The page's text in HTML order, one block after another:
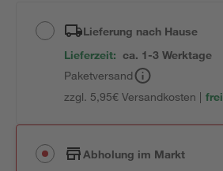
Lieferung nach Hause
Lieferzeit: ca. 1-3 Werktage
Paketversand
zzgl. 5,95€ Versandkosten |
Abholung im Markt